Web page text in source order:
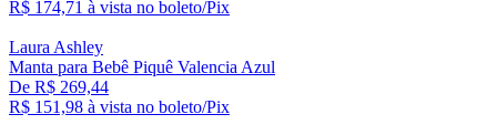
R$ 174,71 à vista no boleto/Pix
Laura Ashley
Manta para Bebê Piquê Valencia Azul
De R$ 269,44
R$ 151,98 à vista no boleto/Pix